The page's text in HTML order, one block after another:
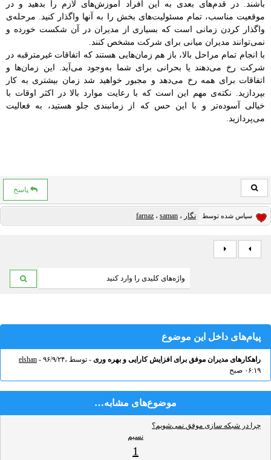
باشند. در قدم‌های بعدی به این افراد آموزش‌های لازم را بدهید و در
موقعیت مناسب، تمام مسئولیت‌های بخش را به آنها واگذار کنید. مرحله‌ی
واگذار کردن زمانی است که بسیاری از مدیران در آن شکست خورده و
نمی‌توانند مدیران میانی برای شرکت مشخص کنند.
با انجام تمام مراحل بالا، باز هم زمان‌هایی هستند که اتفاقات غیرمترقبه در
شرکت رخ می‌دهند یا بحرانی برای شما به‌وجود می‌آید. این زمان‌ها و
اتفاقات برای همه رخ می‌دهد و مجبور خواهید شد زمان بیشتری به کار
بپردازید. نکته‌ی مهم این است که با رعایت موارد بالا در اکثر اوقات با
خیالی آسوده‌تر و با این حس که از زمانبندی جلو هستید، به فعالیت
می‌پردازید.
پاسخ
سپاس شده توسط نگار ، saman ، farnaz
پیام‌های داخل این موضوع
راهکارهای مدیران موفق برای افزایش کارایی و بهره وری - توسط elshan - ۹۶/۹/۲۴،
۰۶:۱۹ صبح
موضوع‌های مشابه…
چرا در شبکه سازی موفق نمی‌شویم؟
نسیم
1